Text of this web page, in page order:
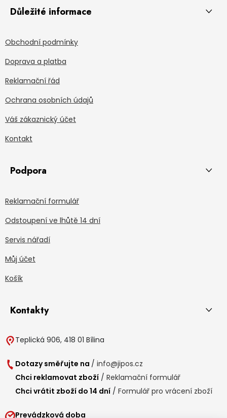
Důležité informace
Obchodní podmínky
Doprava a platba
Reklamační řád
Ochrana osobních údajů
Váš zákaznický účet
Kontakt
Podpora
Reklamační formulář
Odstoupení ve lhůtě 14 dní
Servis nářadí
Můj účet
Košík
Kontakty
Teplická 906, 418 01 Bílina
Dotazy směřujte na / info@jipos.cz
Chci reklamovat zboží / Reklamační formulář
Chci vrátit zboží do 14 dní / Formulář pro vrácení zboží
Prevádzková doba